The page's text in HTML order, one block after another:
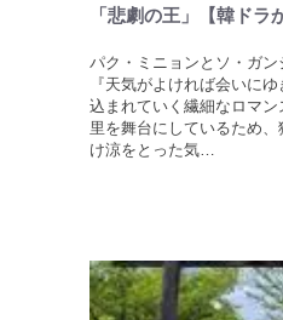
「悲劇の王」【韓ドラ
パク・ミニョンとソ・ガ
『天気がよければ会いに
込まれていく繊細なロマ
里を舞台にしているため
け涼をとった気…